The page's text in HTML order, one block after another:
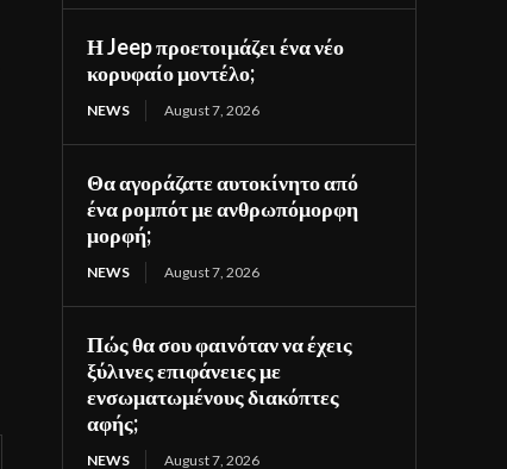
Η Jeep προετοιμάζει ένα νέο
κορυφαίο μοντέλο;
NEWS August 7, 2026
Θα αγοράζατε αυτοκίνητο από
ένα ρομπότ με ανθρωπόμορφη
μορφή;
NEWS August 7, 2026
Πώς θα σου φαινόταν να έχεις
ξύλινες επιφάνειες με
ενσωματωμένους διακόπτες
αφής;
NEWS August 7, 2026